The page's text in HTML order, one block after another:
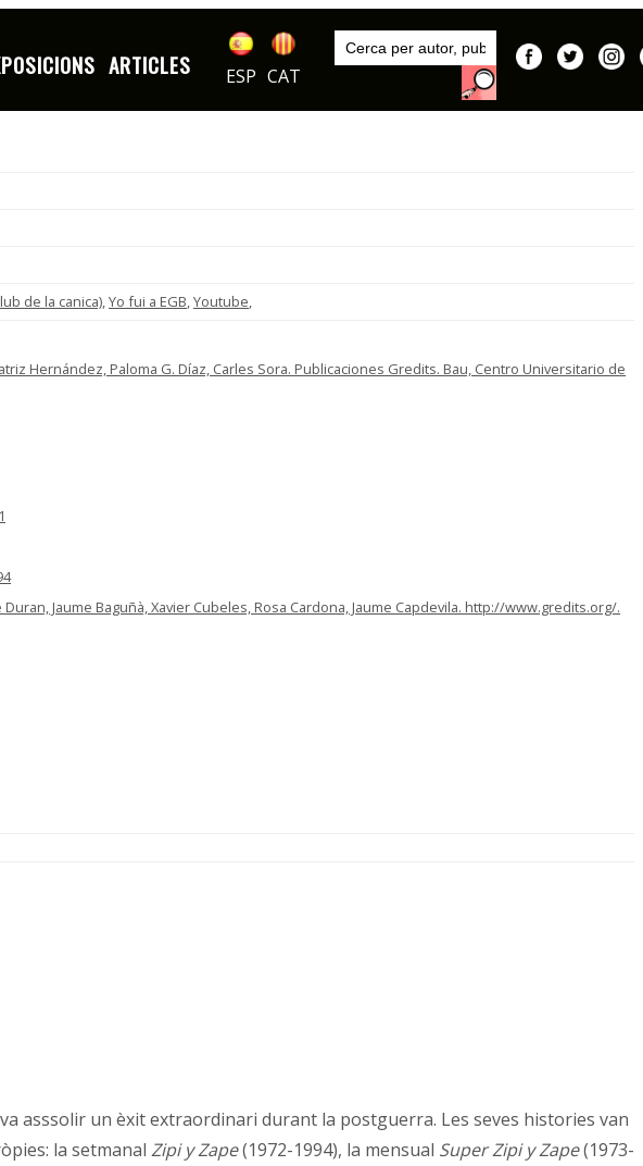
ARTICLES ESP CAT
Sèries
DIBUIXOS
de la canica) Yo fui a EGB Youtube
Hernández, Paloma G. Díaz, Carles Sora. Publicaciones Gredits. Bau, Centro Universitario de
Jaume Baguñà, Xavier Cubeles, Rosa Cardona, Jaume Capdevila. http://www.gredits.org/.
asssolir un èxit extraordinari durant la postguerra. Les seves histories van
la setmanal Zipi y Zape(1972-1994), la mensual Super Zipi y Zape(1973-